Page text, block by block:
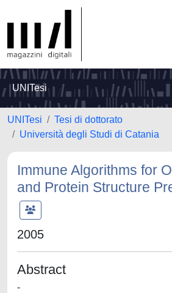
UNITesi
UNITesi
Tesi di dottorato
Università degli Studi di Catania
Immune Algorithms for
and Protein Structure
2005
Abstract
-